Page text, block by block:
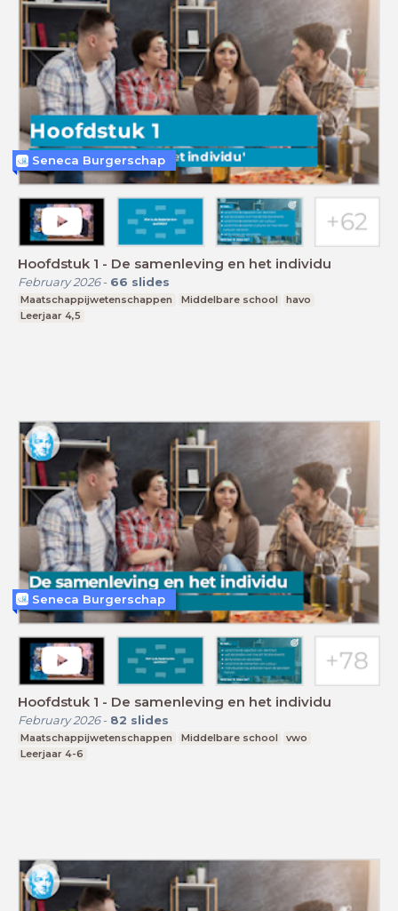
Hoofdstuk 1 - De samenleving en het individu
February 2026- 66 slides
Maatschappijwetenschappen Middelbare school
havo
Leerjaar 4,5
Seneca Burgerschap
Hoofdstuk 1 - De samenleving en het individu
February 2026- 82 slides
Maatschappijwetenschappen Middelbare school
vwo
Leerjaar 4-6
Seneca Burgerschap